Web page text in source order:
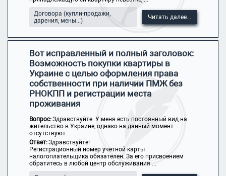
Договора (купли-продажи,
дарения, мены...)
Читать далее...
Вот исправленный и полный заголовок:
Возможность покупки квартиры в
Украине с целью оформления права
собственности при наличии ПМЖ без
РНОКПП и регистрации места
проживания
Вопрос:Здравствуйте. У меня есть постоянный вид на
жительство в Украине, однако на данный момент
отсутствуют ...
Ответ:Здравствуйте!
Регистрационный номер учетной карты
налогоплательщика обязателен. За его присвоением
обратитесь в любой центр обслуживания ...